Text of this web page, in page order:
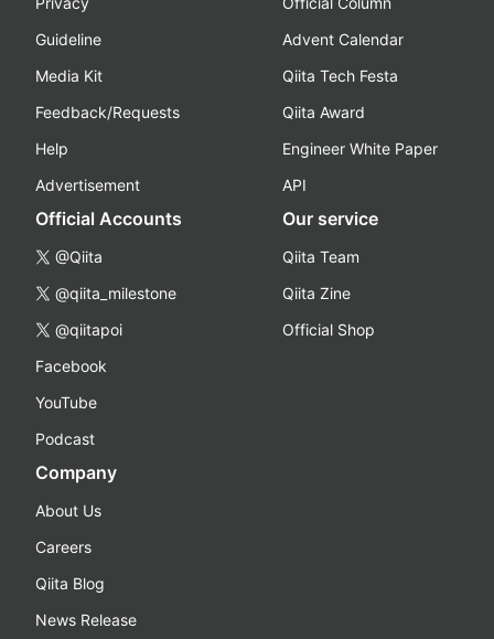
Guideline
Media Kit
Feedback/Requests
Help
Advertisement
Advent Calendar
Qiita Tech Festa
Qiita Award
Engineer White Paper
API
Official Accounts
@Qiita
@qiita_milestone
@qiitapoi
Facebook
YouTube
Podcast
Our service
Qiita Team
Qiita Zine
Official Shop
Company
About Us
Careers
Qiita Blog
News Release